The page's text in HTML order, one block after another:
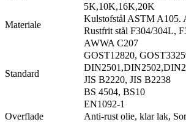
5K,10K,16K,20K
Materiale
Kulstofstål ASTM A105.
Rustfrit stål F304/304L,
Standard
AWWA C207
GOST12820,
JIS B2220, JIS B2238
BS 4504, BS10
EN1092-1
Overflade
Anti-rust olie, klar lak,